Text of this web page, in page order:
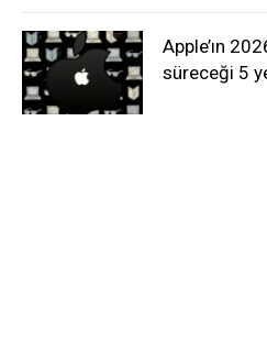
Apple’ın
süreceği 5